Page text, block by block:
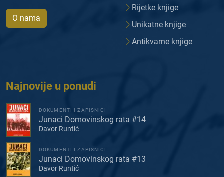
O nama
Rijetke knjige
Unikatne knjige
Antikvarne knjige
Najnovije u ponudi
DOKUMENTI I ZAPISNICI
Junaci Domovinskog rata #14
Davor Runtić
DOKUMENTI I ZAPISNICI
Junaci Domovinskog rata #13
Davor Runtić